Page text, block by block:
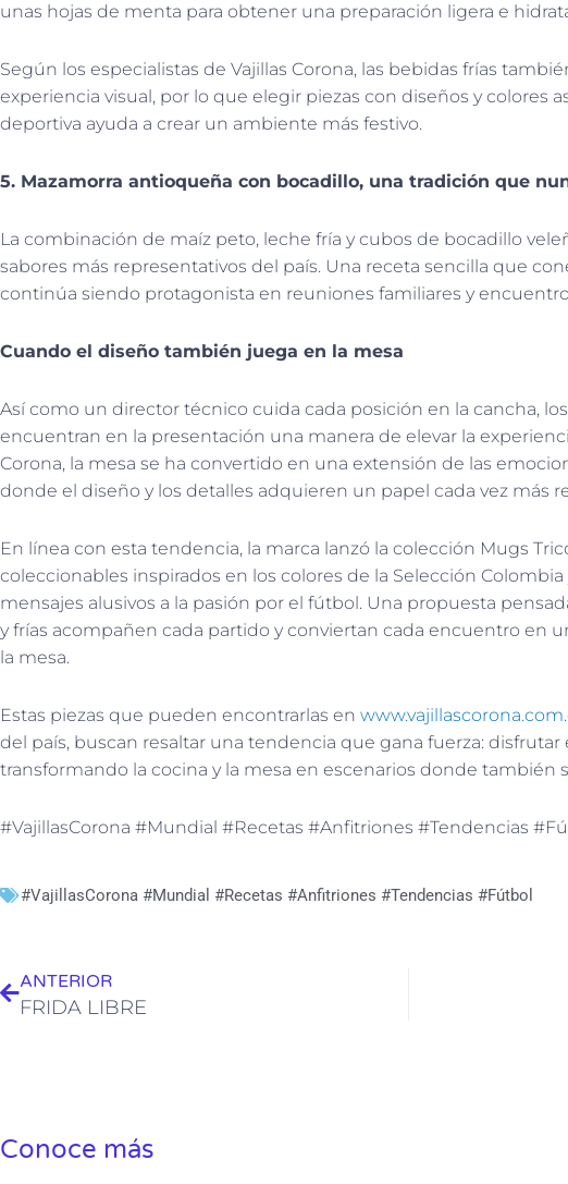
unas hojas de menta para obtener una preparación ligera e
Según los especialistas de Vajillas Corona, las bebidas frías
experiencia visual, por lo que elegir piezas con diseños y colores
deportiva ayuda a crear un ambiente más festivo.
5. Mazamorra antioqueña con bocadillo, una tradición que
La combinación de maíz peto, leche fría y cubos de bocadillo
sabores más representativos del país. Una receta sencilla que
continúa siendo protagonista en reuniones familiares y
Cuando el diseño también juega en la mesa
Así como un director técnico cuida cada posición en la cancha,
encuentran en la presentación una manera de elevar la
Corona, la mesa se ha convertido en una extensión de las
donde el diseño y los detalles adquieren un papel cada vez más
En línea con esta tendencia, la marca lanzó la colección Mugs
coleccionables inspirados en los colores de la Selección
mensajes alusivos a la pasión por el fútbol. Una propuesta
y frías acompañen cada partido y conviertan cada encuentro en
la mesa.
Estas piezas que pueden encontrarlas en
del país, buscan resaltar una tendencia que gana fuerza: disfrutar
transformando la cocina y la mesa en escenarios donde también
#VajillasCorona #Mundial #Recetas #Anfitriones #Tendencias
#VajillasCorona #Mundial #Recetas #Anfitriones #Tendencias #Fútbol
ANTERIOR
FRIDA LIBRE
Conoce más